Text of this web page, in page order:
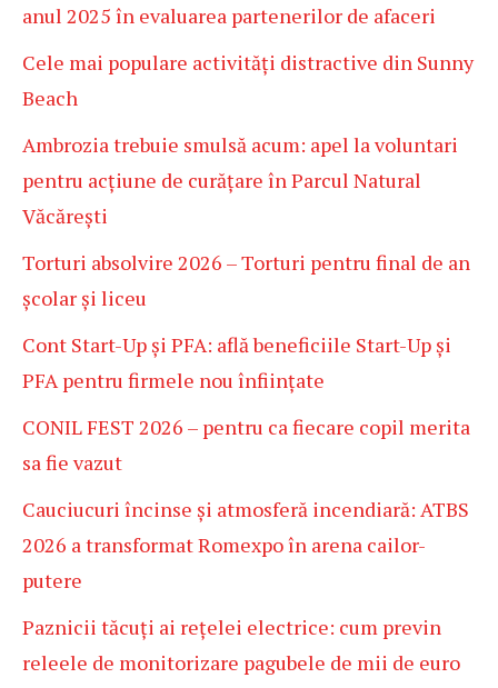
anul 2025 în evaluarea partenerilor de afaceri
Cele mai populare activități distractive din Sunny
Beach
Ambrozia trebuie smulsă acum: apel la voluntari
pentru acțiune de curățare în Parcul Natural
Văcărești
Torturi absolvire 2026 – Torturi pentru final de an
școlar și liceu
Cont Start-Up și PFA: află beneficiile Start-Up și
PFA pentru firmele nou înființate
CONIL FEST 2026 – pentru ca fiecare copil merita
sa fie vazut
Cauciucuri încinse și atmosferă incendiară: ATBS
2026 a transformat Romexpo în arena cailor-
putere
Paznicii tăcuți ai rețelei electrice: cum previn
releele de monitorizare pagubele de mii de euro